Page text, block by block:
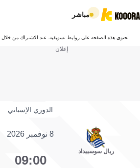
مباشر
تحتوي هذه الصفحة على روابط تسويقية. عند الاشتراك من خلال
إعلان
الدوري الإسباني
ريال سوسييداد
8 نوفمبر 2026
09:00